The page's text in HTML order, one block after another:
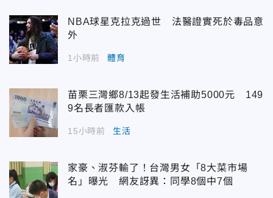
NBA球星克拉克過世 法醫證實死於毒品意
外
1小時前 體育
苗栗三灣鄉8/13起發生活補助5000元 149
9名長者匯款入帳
15小時前 生活
家豪、淑芬輸了！台灣男女「8大菜市場
名」曝光 網友訝異：同學8個中7個